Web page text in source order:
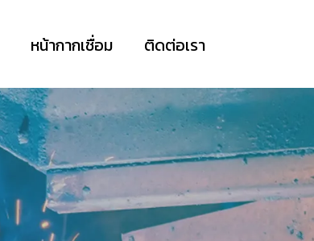
หน้ากากเชื่อม ติดต่อเรา